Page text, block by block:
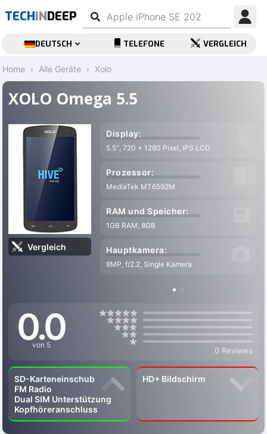
TECHINDEEP
DEUTSCH TELEFONE VERGLEICH
Home Alle Geräte Xolo
XOLO Omega 5.5
Vergleich
Display:
5.5″, 720 x 1280 Pixel, IPS LCD
Prozessor:
MediaTek MT6592M
RAM und Speicher:
1GB RAM, 8GB
Hauptkamera:
8MP, f/2.2, Single Kamera
0.0
von 5
0 Reviews
SD-Karteneinschub
FM Radio
Dual SIM Unterstützung
Kopfhöreranschluss
HD+ Bildschirm